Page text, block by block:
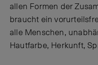
allen Formen der
braucht ein
alle Menschen,
Hautfarbe, Herkunft,